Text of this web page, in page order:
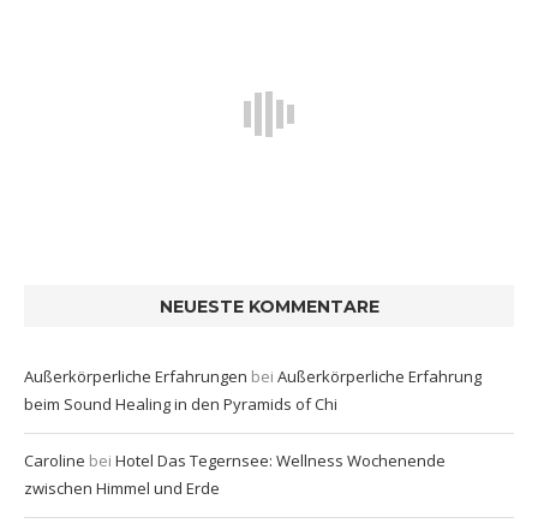
NEUESTE KOMMENTARE
Außerkörperliche Erfahrungen bei Außerkörperliche Erfahrung
beim Sound Healing in den Pyramids of Chi
Caroline bei Hotel Das Tegernsee: Wellness Wochenende
zwischen Himmel und Erde